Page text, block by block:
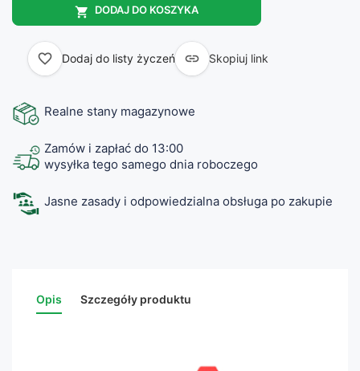
 DODAJ DO KOSZYKA
favorite_border Dodaj do listy życzeń  Skopiuj link
Realne stany magazynowe
Zamów i zapłać do 13:00
wysyłka tego samego dnia roboczego
Jasne zasady i odpowiedzialna obsługa po zakupie
Opis Szczegóły produktu